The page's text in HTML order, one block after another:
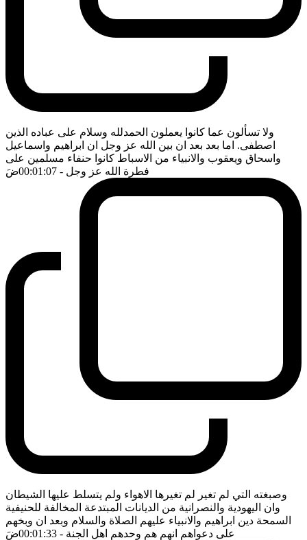
ولا تسألون عما كانوا يعملون الحمدلله وسلام على عباده الذين
اصطفى. اما بعد بعد ان بين الله عز وجل ان ابراهيم واسماعيل
واسحاق ويعقوب والانبياء من الاسباط كانوا حنفاء مسلمين على
فطرة الله عز وجل - 00:01:07 ضَ
وصبغته التي لم تغير لم تغيرها الاهواء ولم يتسلط عليها الشيطان
وان اليهودية والنصرانية من الديانات المبتدعة المخالفة للحنيفية
السمحة دين ابراهيم والانبياء عليهم الصلاة والسلام وبعد ان وبخهم
على دعواهم انهم هم وحدهم اهل الجنة - 00:01:33 ضَ